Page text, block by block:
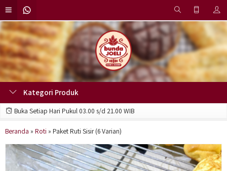
Kategori Produk
Buka Setiap Hari Pukul 03.00 s/d 21.00 WIB
Beranda » Roti » Paket Ruti Sisir (6 Varian)